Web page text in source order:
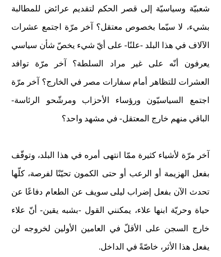
شعبيّة وسياسيّة إلى قصر الحكم لتقديم عرائض للمطالبة
بشيء، لا سيّما بخصوص معتقل؟ آخر مرّة اجتمع عشرات
الآلاف في هذا البلد -علنًا- على أيّ شيء يخصّ شأن سياسي
يعرفون أنّه على غير مراد السلطة؟ آخر مرّة توافد
العشرات للتظاهر أمام سفارات مصر في الخارج؟ آخر مرّة
اجتمع السياسيّون ورؤساء الأحزاب ومرشّحو الرئاسة-
الباقي منهم خارج المعتقل- في مشهد واحد؟
آخر مرّة لأشياء كثيرة ممّا انتهى أمره في هذا البلد، وتوقّف
بفعل الهزيمة أو الرعب أو حتى الكمون تحيّنًا لفرصة، كلّها
تحدث الآن بفعل إضراب ليلى سويف عن الطعام دفاعًا عن
حياة وحريّة ابنها علاء، يمكنني القول -بشبه يقين- أنّ علاء
خارج السجن على الأقلّ في العامين الأولين لخروجه لن
يفعل هذا الأثر، خاصّةً في الداخل.